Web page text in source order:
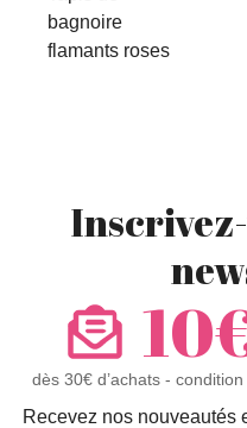
bagnoire
flamants roses
dès 30€ d’achats -
Recevez nos nouveautés